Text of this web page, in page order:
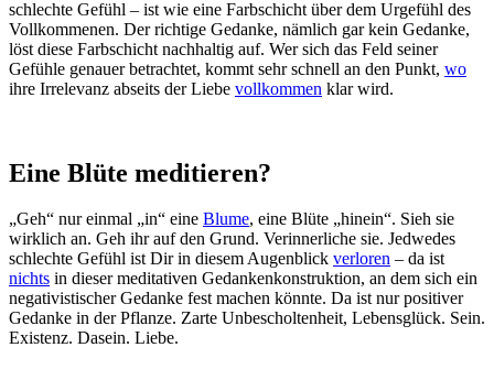
schlechte Gefühl – ist wie eine Farbschicht über dem Urgefühl des
Vollkommenen. Der richtige Gedanke, nämlich gar kein Gedanke,
löst diese Farbschicht nachhaltig auf. Wer sich das Feld seiner
Gefühle genauer betrachtet, kommt sehr schnell an den Punkt, wo
ihre Irrelevanz abseits der Liebe vollkommen klar wird.
Eine Blüte meditieren?
„Geh“ nur einmal „in“ eine Blume, eine Blüte „hinein“. Sieh sie
wirklich an. Geh ihr auf den Grund. Verinnerliche sie. Jedwedes
schlechte Gefühl ist Dir in diesem Augenblick verloren – da ist
nichts in dieser meditativen Gedankenkonstruktion, an dem sich ein
negativistischer Gedanke fest machen könnte. Da ist nur positiver
Gedanke in der Pflanze. Zarte Unbescholtenheit, Lebensglück. Sein.
Existenz. Dasein. Liebe.